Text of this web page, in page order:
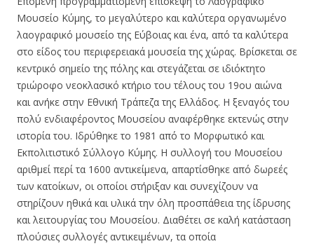
Μουσείο Κύμης, το μεγαλύτερο και καλύτερα οργανωμένο
λαογραφικό μουσείο της Εύβοιας και ένα, από τα καλύτερα
στο είδος του περιφερειακά μουσεία της χώρας. Βρίσκεται σε
κεντρικό σημείο της πόλης και στεγάζεται σε ιδιόκτητο
τριώροφο νεοκλασικό κτήριο του τέλους του 19ου αιώνα
και ανήκε στην Εθνική Τράπεζα της Ελλάδος. Η ξεναγός του
πολύ ενδιαφέροντος Μουσείου αναφέρθηκε εκτενώς στην
ιστορία του. Ιδρύθηκε το 1981 από το Μορφωτικό και
Εκπολιτιστικό Σύλλογο Κύμης. Η συλλογή του Μουσείου
αριθμεί περί τα 1600 αντικείμενα, απαρτίσθηκε από δωρεές
των κατοίκων, οι οποίοι στήριξαν και συνεχίζουν να
στηρίζουν ηθικά και υλικά την όλη προσπάθεια της ίδρυσης
και λειτουργίας του Μουσείου. Διαθέτει σε καλή κατάσταση
πλούσιες συλλογές αντικειμένων, τα οποία